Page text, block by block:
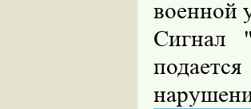
военной
Сигнал